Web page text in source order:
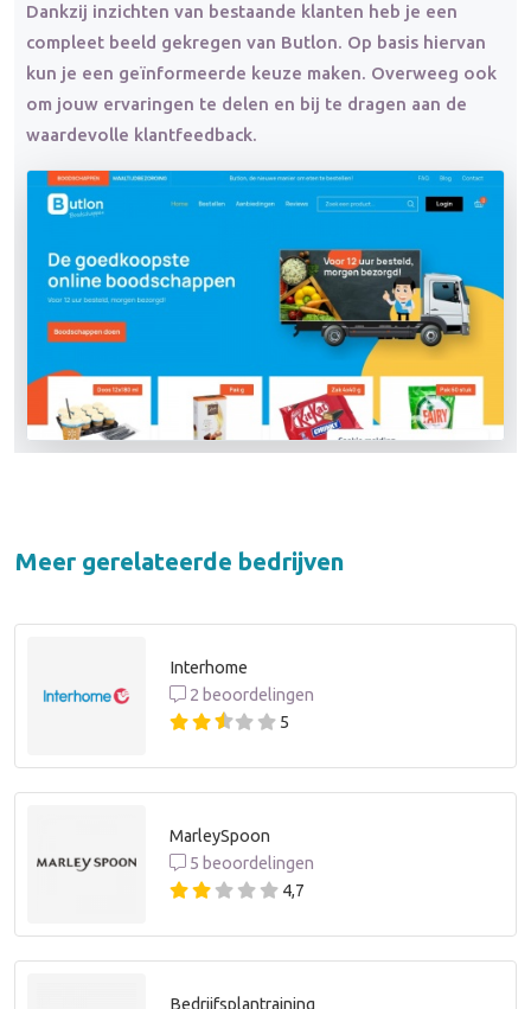
Dankzij inzichten van bestaande klanten heb je een
compleet beeld gekregen van Butlon. Op basis hiervan
kun je een geïnformeerde keuze maken. Overweeg ook
om jouw ervaringen te delen en bij te dragen aan de
waardevolle klantfeedback.
Meer gerelateerde bedrijven
Interhome
2 beoordelingen
5
MarleySpoon
5 beoordelingen
4,7
Bedrijfsplantraining